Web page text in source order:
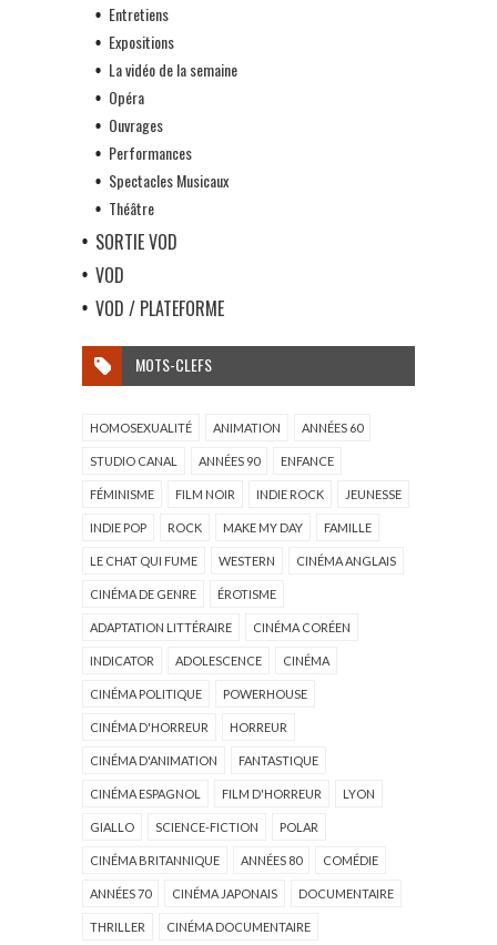
Entretiens
Expositions
La vidéo de la semaine
Opéra
Ouvrages
Performances
Spectacles Musicaux
Théâtre
SORTIE VOD
VOD
VOD / PLATEFORME
MOTS-CLEFS
HOMOSEXUALITÉ ANIMATION ANNÉES 60
STUDIO CANAL ANNÉES 90 ENFANCE
FÉMINISME FILM NOIR INDIE ROCK JEUNESSE
INDIE POP ROCK MAKE MY DAY FAMILLE
LE CHAT QUI FUME WESTERN CINÉMA ANGLAIS
CINÉMA DE GENRE ÉROTISME
ADAPTATION LITTÉRAIRE CINÉMA CORÉEN
INDICATOR ADOLESCENCE CINÉMA
CINÉMA POLITIQUE POWERHOUSE
CINÉMA D'HORREUR HORREUR
CINÉMA D'ANIMATION FANTASTIQUE
CINÉMA ESPAGNOL FILM D'HORREUR LYON
GIALLO SCIENCE-FICTION POLAR
CINÉMA BRITANNIQUE ANNÉES 80 COMÉDIE
ANNÉES 70 CINÉMA JAPONAIS DOCUMENTAIRE
THRILLER CINÉMA DOCUMENTAIRE